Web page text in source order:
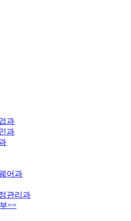
과
과
어과
관리과
==